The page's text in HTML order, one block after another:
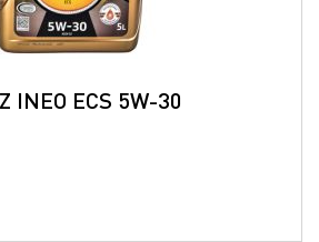
INEO ECS 5W-30